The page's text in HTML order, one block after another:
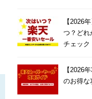
【2026
つ？どれ
チェック
【2026
のお得な